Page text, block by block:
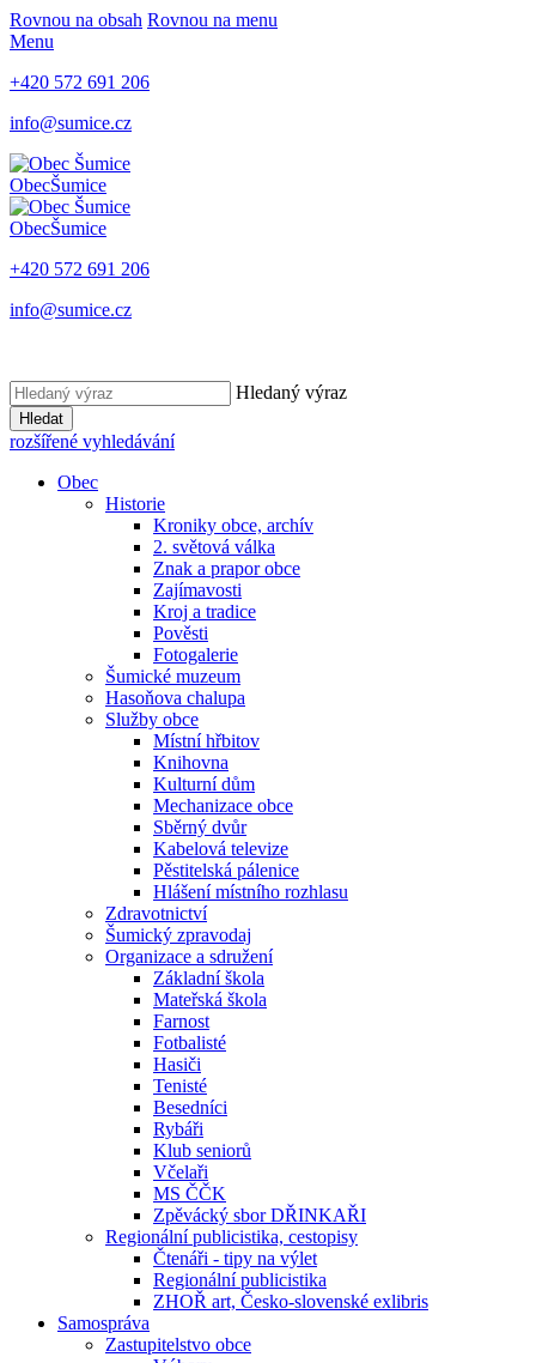
Rovnou na obsah Rovnou na menu
Menu
+420 572 691 206
info@sumice.cz
ObecŠumice
ObecŠumice
+420 572 691 206
info@sumice.cz
Hledaný výraz
Hledat
rozšířené vyhledávání
Obec
Historie
Kroniky obce, archív
2. světová válka
Znak a prapor obce
Zajímavosti
Kroj a tradice
Pověsti
Fotogalerie
Šumické muzeum
Hasoňova chalupa
Služby obce
Místní hřbitov
Knihovna
Kulturní dům
Mechanizace obce
Sběrný dvůr
Kabelová televize
Pěstitelská pálenice
Hlášení místního rozhlasu
Zdravotnictví
Šumický zpravodaj
Organizace a sdružení
Základní škola
Mateřská škola
Farnost
Fotbalisté
Hasiči
Tenisté
Besedníci
Rybáři
Klub seniorů
Včelaři
MS ČČK
Zpěvácký sbor DŘINKAŘI
Regionální publicistika, cestopisy
Čtenáři - tipy na výlet
Regionální publicistika
ZHOŘ art, Česko-slovenské exlibris
Samospráva
Zastupitelstvo obce